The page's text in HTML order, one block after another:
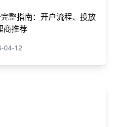
整指南：开户流程、投放
商推荐
04-12